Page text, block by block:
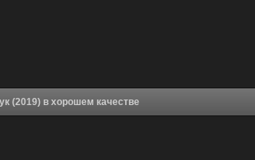
Аниме Онгаку: Наш звук (2019) в хорошем качестве